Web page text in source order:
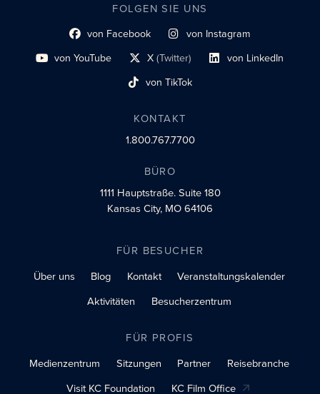
FOLGEN SIE UNS
Link zum sozialen Profil
von Facebook Link zum sozialen Profil
von Instagram
Link zum sozialen Profil
von YouTube X(Twitter)
Social-Profil-Link Link zum sozialen Profil
von LinkedIn
Link zum sozialen Profil
von TikTok
KONTAKT
1.800.767.7700
BÜRO
1111 Hauptstraße.Suite 180
Kansas City, MO 64106
FÜR BESUCHER
Über uns
Blog Kontakt
Veranstaltungskalender
Aktivitäten
Besucherzentrum
FÜR PROFIS
Medienzentrum
Sitzungen Partner
Reisebranche
Visit KC Foundation
KC Film Office